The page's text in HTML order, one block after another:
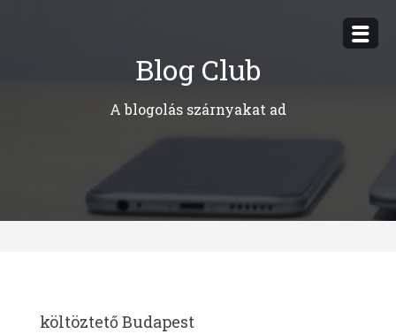
Blog Club
A blogolás szárnyakat ad
költöztető Budapest